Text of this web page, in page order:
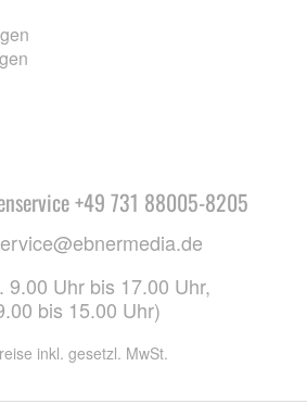
+49 731 88005-8205
9.00 Uhr bis 17.00 Uhr,
bis 15.00 Uhr)
inkl. gesetzl. MwSt.